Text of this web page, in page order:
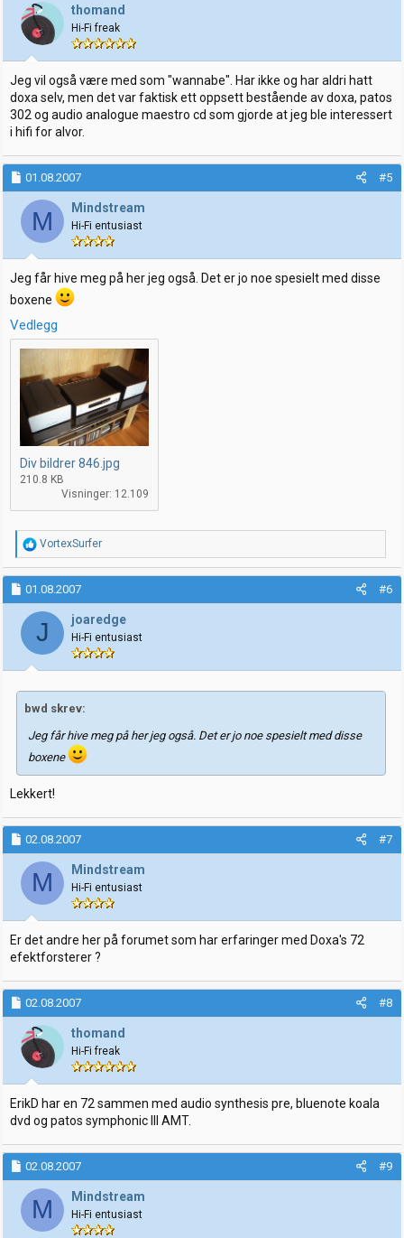
thomand
Hi-Fi freak
Jeg vil også være med som "wannabe". Har ikke og har aldri hatt
doxa selv, men det var faktisk ett oppsett bestående av doxa, patos
302 og audio analogue maestro cd som gjorde at jeg ble interessert
i hifi for alvor.
01.08.2007 #5
M Mindstream
Hi-Fi entusiast
Jeg får hive meg på her jeg også. Det er jo noe spesielt med disse
boxene
Vedlegg
Div bildrer 846.jpg
210.8 KB
Visninger: 12.109
R
e
a
k
j
o
n
e
r
VortexSurfer
01.08.2007 #6
J joaredge
Hi-Fi entusiast
bwd skrev:
Jeg får hive meg på her jeg også. Det er jo noe spesielt med disse
boxene
Lekkert!
02.08.2007 #7
M Mindstream
Hi-Fi entusiast
Er det andre her på forumet som har erfaringer med Doxa's 72
efektforsterer ?
02.08.2007 #8
thomand
Hi-Fi freak
ErikD har en 72 sammen med audio synthesis pre, bluenote koala
dvd og patos symphonic III AMT.
02.08.2007 #9
M Mindstream
Hi-Fi entusiast